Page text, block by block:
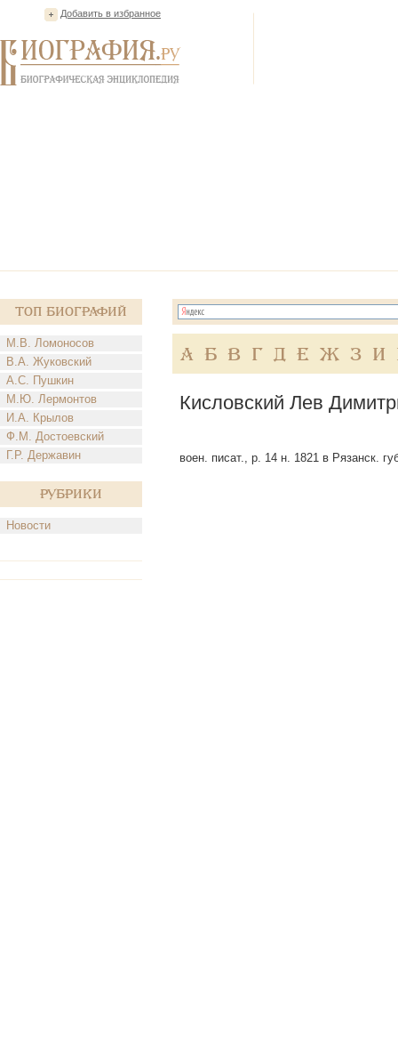
Добавить в избранное
Топ Биографий
М.В. Ломоносов
В.А. Жуковский
А.С. Пушкин
М.Ю. Лермонтов
И.А. Крылов
Ф.М. Достоевский
Г.Р. Державин
Рубрики
Новости
А Б В Г Д Е Ж З И
Кисловский Лев
воен. писат., р. 14 н. 1821 в Рязанск.